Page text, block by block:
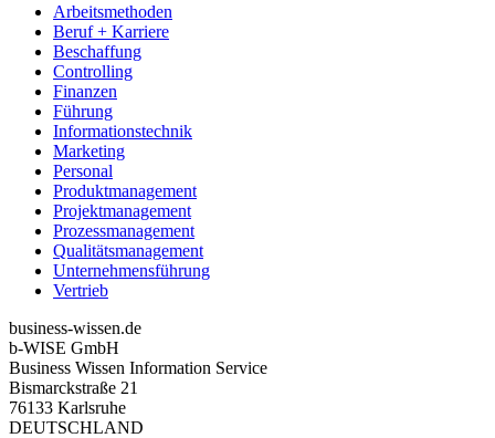
Arbeitsmethoden
Beruf + Karriere
Beschaffung
Controlling
Finanzen
Führung
Informationstechnik
Marketing
Personal
Produktmanagement
Projektmanagement
Prozessmanagement
Qualitätsmanagement
Unternehmensführung
Vertrieb
business-wissen.de
b-WISE GmbH
Business Wissen Information Service
Bismarckstraße 21
76133 Karlsruhe
DEUTSCHLAND